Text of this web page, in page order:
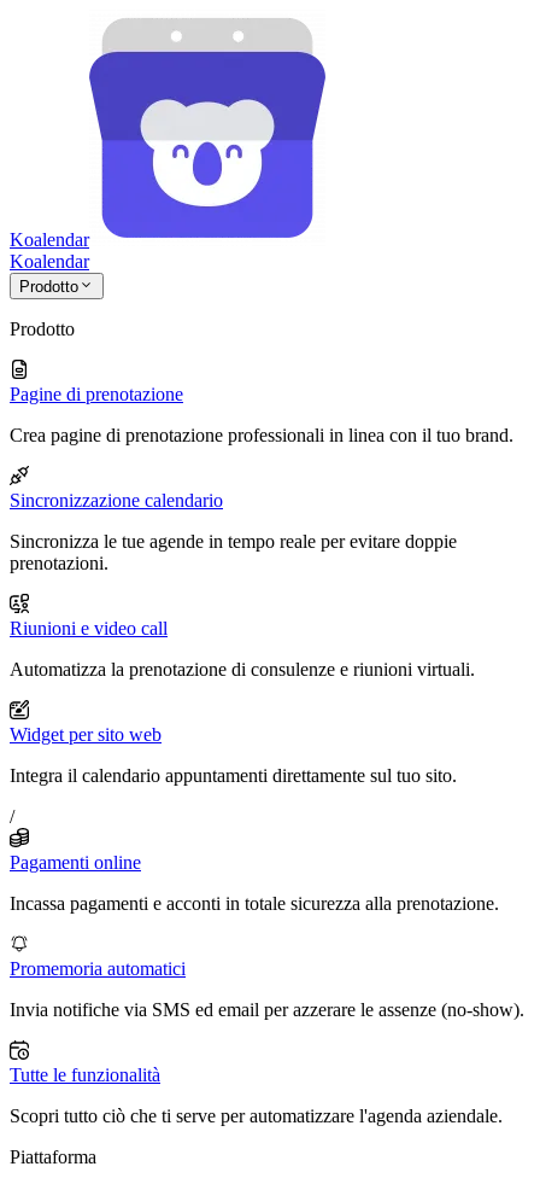
Koalendar
Koalendar
Prodotto
Prodotto
Pagine di prenotazione
Crea pagine di prenotazione professionali in linea con il tuo brand.
Sincronizzazione calendario
Sincronizza le tue agende in tempo reale per evitare doppie
prenotazioni.
Riunioni e video call
Automatizza la prenotazione di consulenze e riunioni virtuali.
Widget per sito web
Integra il calendario appuntamenti direttamente sul tuo sito.
/
Pagamenti online
Incassa pagamenti e acconti in totale sicurezza alla prenotazione.
Promemoria automatici
Invia notifiche via SMS ed email per azzerare le assenze (no-show).
Tutte le funzionalità
Scopri tutto ciò che ti serve per automatizzare l'agenda aziendale.
Piattaforma